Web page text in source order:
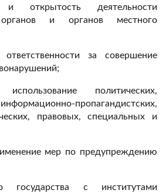
открытость деятельности
органов и органов местного
за совершение
политических,
пропагандистских,
правовых, специальных и
мер по предупреждению
государства с институтами